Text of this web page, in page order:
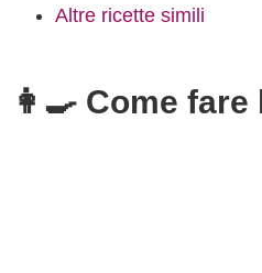
Altre ricette simili
👩‍🍳 Come